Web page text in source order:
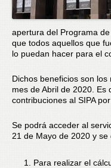
apertura del Programa
que todos aquellos que
lo puedan hacer para el
Dichos beneficios son
mes de Abril de 2020. Es
contribuciones al SIPA
Se podrá acceder al
21 de Mayo de 2020 y
Para realizar el